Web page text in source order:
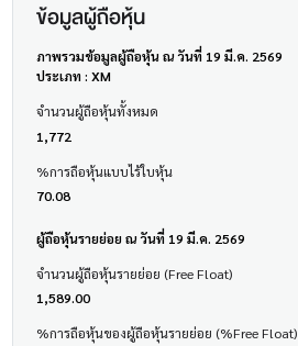
ข้อมูลผู้ถือหุ้น
ภาพรวมข้อมูลผู้ถือหุ้น ณ วันที่ 19 มี.ค. 2569
ประเภท : XM
จำนวนผู้ถือหุ้นทั้งหมด
1,772
%การถือหุ้นแบบไร้ใบหุ้น
70.08
ผู้ถือหุ้นรายย่อย ณ วันที่ 19 มี.ค. 2569
จำนวนผู้ถือหุ้นรายย่อย (Free Float)
1,589.00
%การถือหุ้นของผู้ถือหุ้นรายย่อย (%Free Float)